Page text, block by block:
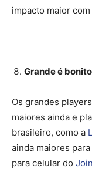
impacto maior
Grande é bonito
Os grandes
maiores ainda e
brasileiro, como a
ainda maiores
para celular do